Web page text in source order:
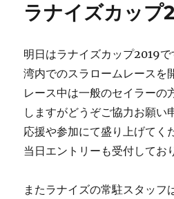
ラナイズカップ
明日はラナイズカップ2019で
湾内でのスラロームレースを
レース中は一般のセイラーの
しますがどうぞご協力お願い
応援や参加にて盛り上げて
当日エントリーも受付してお
またラナイズの常駐スタッフ